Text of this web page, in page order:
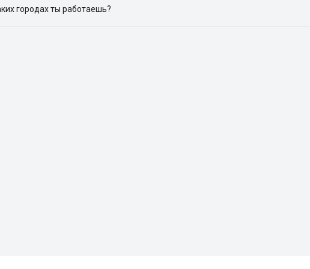
городах ты работаешь?